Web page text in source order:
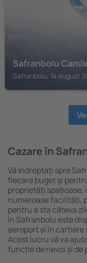
Safranbolu
Safranbolu, 14 august
Cazare în
Vă ȋndreptaţi spre
fiecare buget şi
proprietăți
numeroase facilități,
pentru a sta câteva
în Safranbolu este
aeroport și în
Acest lucru vă va
funcție de nevoi și